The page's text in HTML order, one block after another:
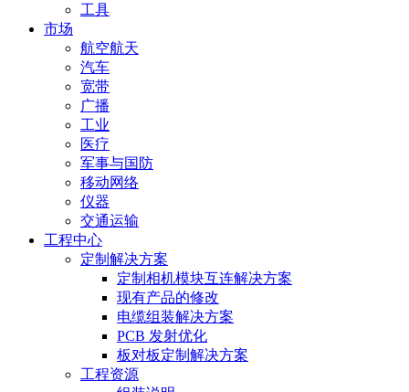
工具
市场
航空航天
汽车
宽带
广播
工业
医疗
军事与国防
移动网络
仪器
交通运输
工程中心
定制解决方案
定制相机模块互连解决方案
现有产品的修改
电缆组装解决方案
PCB 发射优化
板对板定制解决方案
工程资源